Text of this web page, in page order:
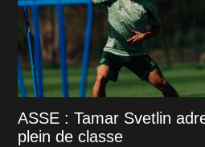
ASSE : Tamar Svetlin
plein de classe